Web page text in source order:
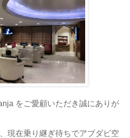
をご愛顧いただき誠にありが
現在乗り継ぎ待ちでアブダビ空